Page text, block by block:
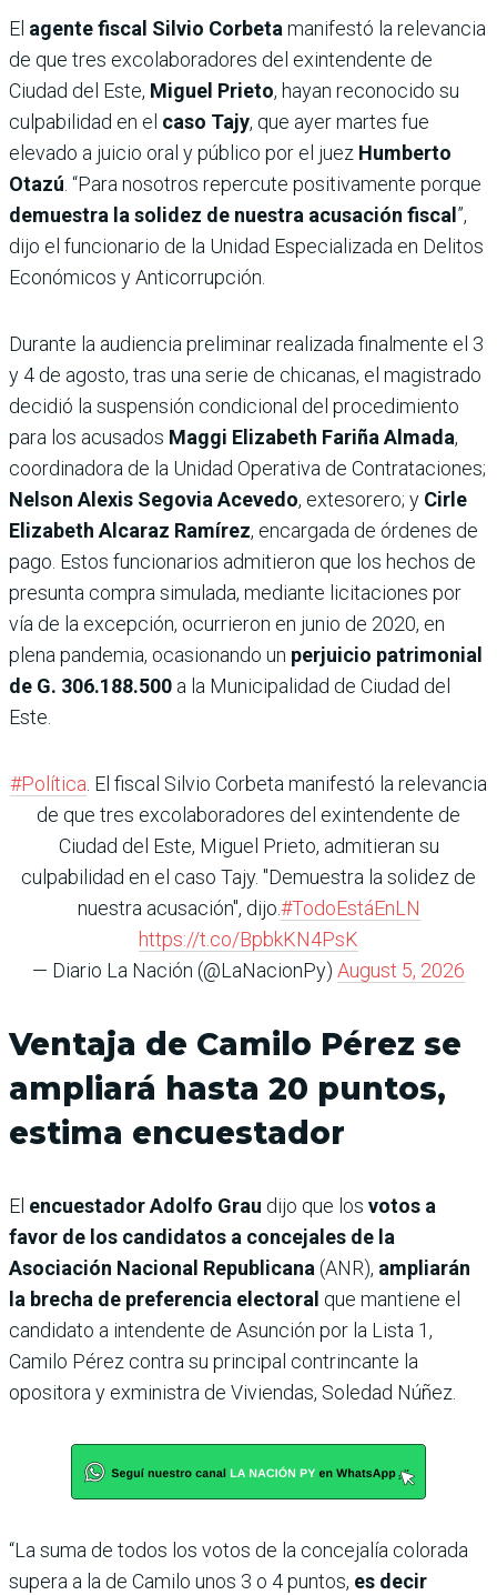
El agente fiscal Silvio Corbetamanifestó la relevancia
de que tres excolaboradores del exintendente de
Ciudad del Este, Miguel Prieto, hayan reconocido su
culpabilidad en el caso Tajy, que ayer martes fue
elevado a juicio oral y público por el juez Humberto
Otazú. “Para nosotros repercute positivamente porque
demuestra la solidez de nuestra acusación fiscal ”,
dijo el funcionario de la Unidad Especializada en Delitos
Económicos y Anticorrupción.
Durante la audiencia preliminar realizada finalmente el 3
y 4 de agosto, tras una serie de chicanas, el magistrado
decidió la suspensión condicional del procedimiento
para los acusados Maggi Elizabeth Fariña Almada,
coordinadora de la Unidad Operativa de Contrataciones;
Nelson Alexis Segovia Acevedo, extesorero; y Cirle
Elizabeth Alcaraz Ramírez, encargada de órdenes de
pago. Estos funcionarios admitieron que los hechos de
presunta compra simulada, mediante licitaciones por
vía de la excepción, ocurrieron en junio de 2020, en
plena pandemia, ocasionando un perjuicio patrimonial
de G. 306.188.500 a la Municipalidad de Ciudad del
Este.
#Política. El fiscal Silvio Corbeta manifestó la relevancia
de que tres excolaboradores del exintendente de
Ciudad del Este, Miguel Prieto, admitieran su
culpabilidad en el caso Tajy. "Demuestra la solidez de
nuestra acusación", dijo.#TodoEstáEnLN
https://t.co/BpbkKN4PsK
— Diario La Nación (@LaNacionPy) August 5, 2026
Ventaja de Camilo Pérez se
ampliará hasta 20 puntos,
estima encuestador
El encuestador Adolfo Grau dijo que los votos a
favor de los candidatos a concejales de la
Asociación Nacional Republicana(ANR), ampliarán
la brecha de preferencia electoral que mantiene el
candidato a intendente de Asunción por la Lista 1,
Camilo Pérez contra su principal contrincante la
opositora y exministra de Viviendas, Soledad Núñez.
“La suma de todos los votos de la concejalía colorada
supera a la de Camilo unos 3 o 4 puntos, es decir